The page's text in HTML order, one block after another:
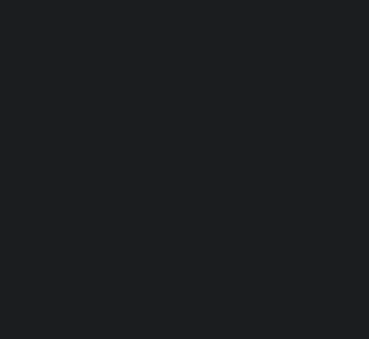
i namnet/ What we are is in the name